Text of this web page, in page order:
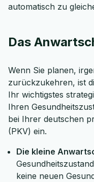
automatisch zu
Das
Wenn Sie planen,
zurückzukehren, ist
Ihr wichtigstes
Ihren
bei Ihrer deutschen
(PKV) ein.
Die kleine
keine neuen
Kostenfrei &
🗓️ Wählen Sie
Meeting